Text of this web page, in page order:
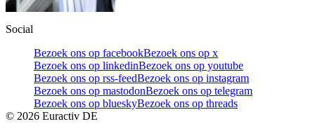
Social
Bezoek ons op facebookBezoek ons op x
Bezoek ons op linkedinBezoek ons op youtube
Bezoek ons op rss-feedBezoek ons op instagram
Bezoek ons op mastodonBezoek ons op telegram
Bezoek ons op blueskyBezoek ons op threads
© 2026 Euractiv DE